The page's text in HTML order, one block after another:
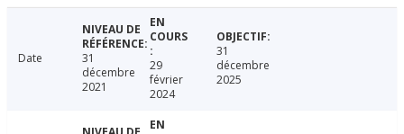
Date
31
décembre
2021
29
février
2024
31
décembre
2025